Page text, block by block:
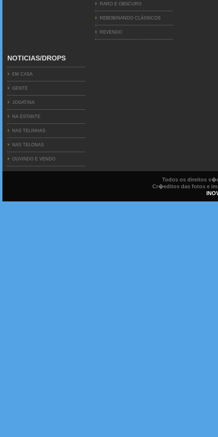
RARO E OBSCURO
REBOBINANDO CLÁSSICOS
REVENDO
NOTICIAS/DROPS
EM CASA
GENTE
JOGATINA
NA ESTANTE
NAS TELINHAS
NAS TELONAS
OUVINDO E VENDO
Todos os direitos
Cr�editos das fotos e